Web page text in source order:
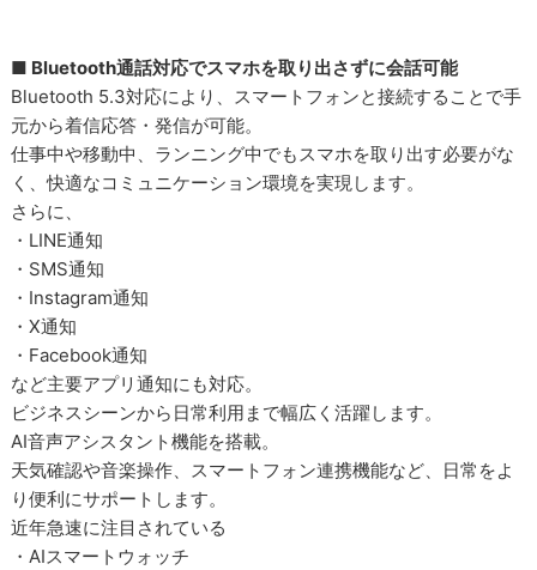
■ Bluetooth通話対応でスマホを取り出さずに会話可能
Bluetooth 5.3対応により、スマートフォンと接続することで手
元から着信応答・発信が可能。
仕事中や移動中、ランニング中でもスマホを取り出す必要がな
く、快適なコミュニケーション環境を実現します。
さらに、
・LINE通知
・SMS通知
・Instagram通知
・X通知
・Facebook通知
など主要アプリ通知にも対応。
ビジネスシーンから日常利用まで幅広く活躍します。
AI音声アシスタント機能を搭載。
天気確認や音楽操作、スマートフォン連携機能など、日常をよ
り便利にサポートします。
近年急速に注目されている
・AIスマートウォッチ